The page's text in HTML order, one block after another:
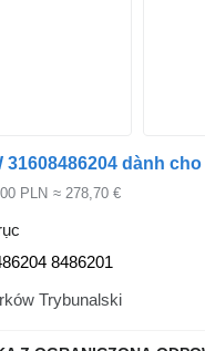
PLN ≈ 278,70 €
8486201
Trybunalski